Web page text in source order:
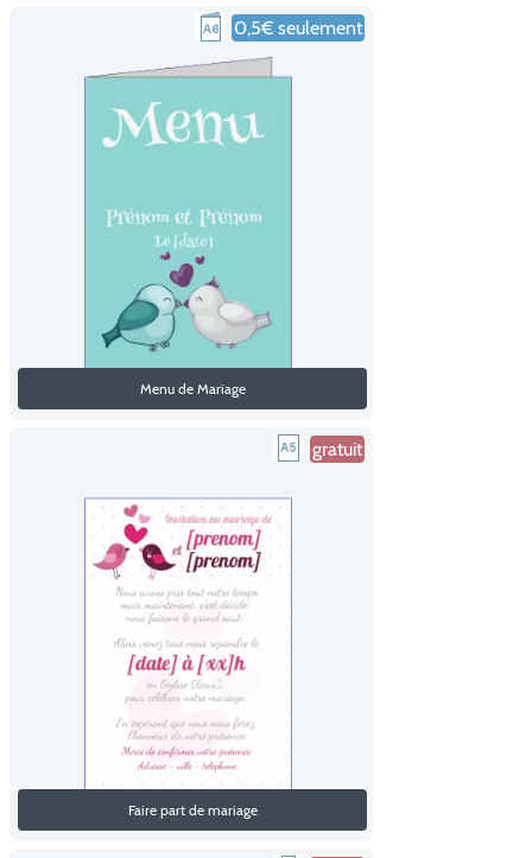
0,5€ seulement
Menu de Mariage
gratuit
Faire part de mariage